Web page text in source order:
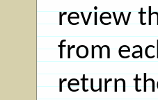
review
from
return